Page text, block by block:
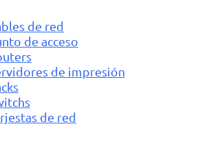
de red
de acceso
de impresión
de red